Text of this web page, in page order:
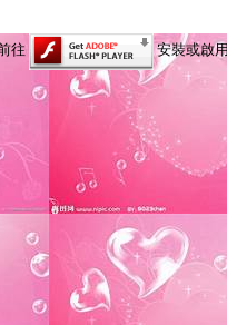
往 安裝或啟